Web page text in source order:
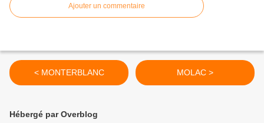
Ajouter un commentaire
< MONTERBLANC MOLAC >
Hébergé par Overblog